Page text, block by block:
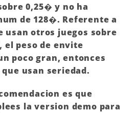
0,25� y no ha
de 128�. Referente a
usan otros juegos sobre
peso de envite
poco gran, entonces
usan seriedad.
es que
la version demo para